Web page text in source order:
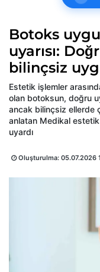
Botoks
uyarısı:
bilinçsiz
Estetik işlemler
olan botoksun, doğru
ancak bilinçsiz ellerde
anlatan Medikal estetik
uyardı
Oluşturulma: 05.07.2026